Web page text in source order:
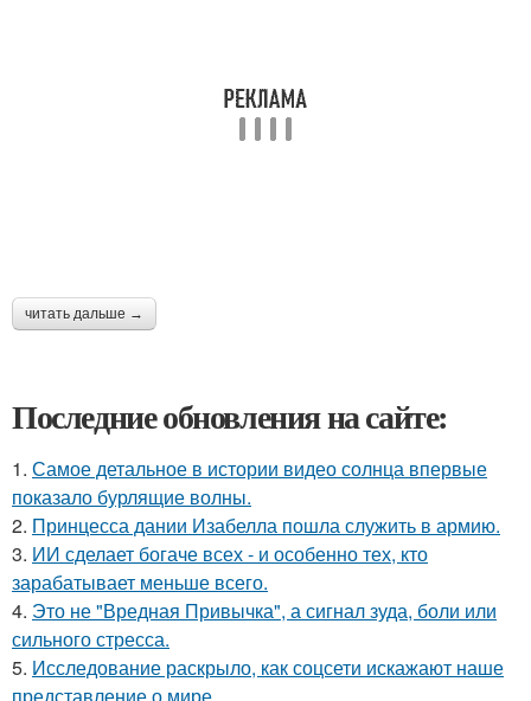
читать дальше →
Последние обновления на сайте:
1. Самое детальное в истории видео солнца впервые
показало бурлящие волны.
2. Принцесса дании Изабелла пошла служить в армию.
3. ИИ сделает богаче всех - и особенно тех, кто
зарабатывает меньше всего.
4. Это не "Вредная Привычка", а сигнал зуда, боли или
сильного стресса.
5. Исследование раскрыло, как соцсети искажают наше